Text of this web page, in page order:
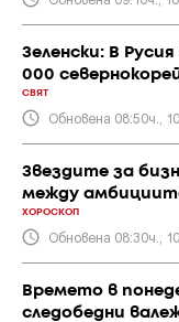
Зеленски: В
000
СВЯТ
Обновена 08:50ч.,
Звездите за
между
ХОРОСКОП
Обновена 08:30ч.,
Времето в
следобедни